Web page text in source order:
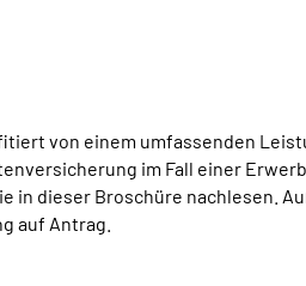
von einem umfassenden
im Fall einer
in dieser Broschüre nachlesen.
auf Antrag.